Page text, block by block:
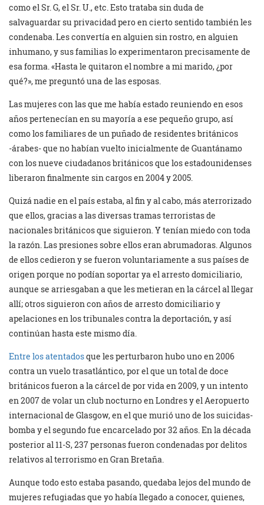
como el Sr. G, el Sr. U., etc. Esto trataba sin duda de
salvaguardar su privacidad pero en cierto sentido también les
condenaba. Les convertía en alguien sin rostro, en alguien
inhumano, y sus familias lo experimentaron precisamente de
esa forma. «Hasta le quitaron el nombre a mi marido, ¿por
qué?», me preguntó una de las esposas.
Las mujeres con las que me había estado reuniendo en esos
años pertenecían en su mayoría a ese pequeño grupo, así
como los familiares de un puñado de residentes británicos
-árabes- que no habían vuelto inicialmente de Guantánamo
con los nueve ciudadanos británicos que los estadounidenses
liberaron finalmente sin cargos en 2004 y 2005.
Quizá nadie en el país estaba, al fin y al cabo, más aterrorizado
que ellos, gracias a las diversas tramas terroristas de
nacionales británicos que siguieron. Y tenían miedo con toda
la razón. Las presiones sobre ellos eran abrumadoras. Algunos
de ellos cedieron y se fueron voluntariamente a sus países de
origen porque no podían soportar ya el arresto domiciliario,
aunque se arriesgaban a que les metieran en la cárcel al llegar
allí; otros siguieron con años de arresto domiciliario y
apelaciones en los tribunales contra la deportación, y así
continúan hasta este mismo día.
Entre los atentadosque les perturbaron hubo uno en 2006
contra un vuelo trasatlántico, por el que un total de doce
británicos fueron a la cárcel de por vida en 2009, y un intento
en 2007 de volar un club nocturno en Londres y el Aeropuerto
internacional de Glasgow, en el que murió uno de los suicidas-
bomba y el segundo fue encarcelado por 32 años. En la década
posterior al 11-S, 237 personas fueron condenadas por delitos
relativos al terrorismo en Gran Bretaña.
Aunque todo esto estaba pasando, quedaba lejos del mundo de
mujeres refugiadas que yo había llegado a conocer, quienes,